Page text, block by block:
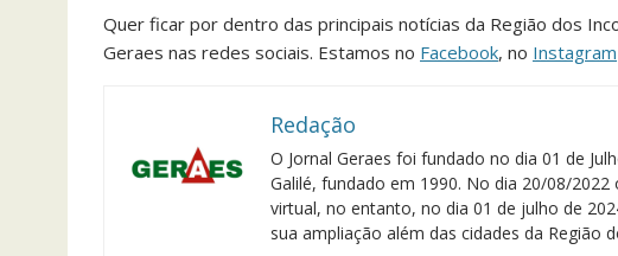
Quer ficar por dentro das principais notícias da Região dos
Geraes nas redes sociais. Estamos no Facebook, no Instagram
Redação
O Jornal Geraes foi fundado no dia 01 de
Galilé, fundado em 1990. No dia 20/08/
virtual, no entanto, no dia 01 de julho de
sua ampliação além das cidades da Região